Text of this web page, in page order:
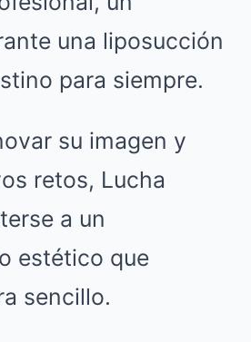
una liposucción
para siempre.
su imagen y
retos, Lucha
a un
estético que
sencillo.